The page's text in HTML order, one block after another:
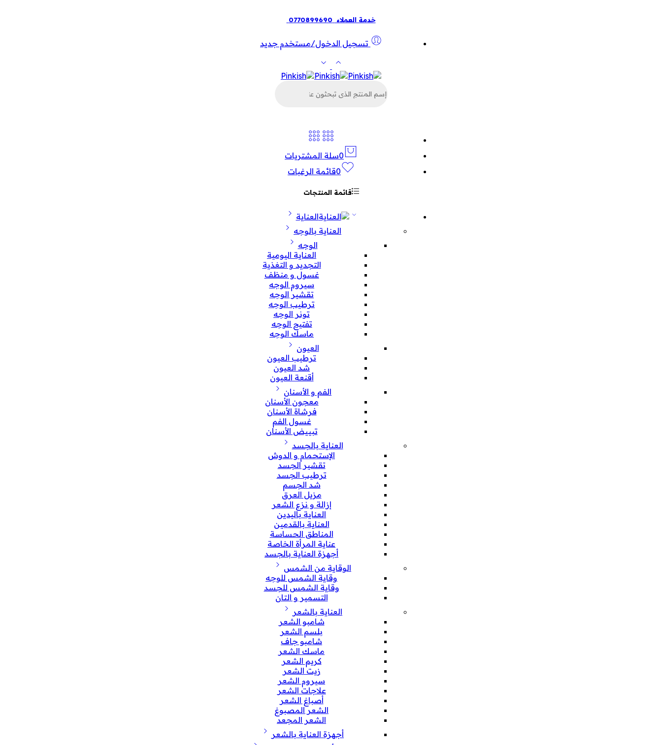
خدمة العملاء 0770899690
تسجيل الدخول/مستخدم جديد
عن
0سلة المشتريات
0قائمة الرغبات
قائمة المنتجات
العناية
العناية بالوجه
الوجه
العناية اليومية
التجديد و التغذية
غسول و منظف
سيروم الوجه
تقشير الوجه
ترطيب الوجه
تونر الوجه
تفتيح الوجه
ماسك الوجه
العيون
ترطيب العيون
شد العيون
أقنعة العيون
الفم و الأسنان
معجون الأسنان
فرشاة الأسنان
غسول الفم
تبييض الأسنان
العناية بالجسد
الإستحمام و الدوش
تقشير الجسد
ترطيب الجسد
شد الجسم
مزيل العرق
إزالة و نزع الشعر
العناية باليدين
العناية بالقدمين
المناطق الحساسة
عناية المرأة الخاصة
أجهزة العناية بالجسد
الوقاية من الشمس
وقاية الشمس للوجه
وقاية الشمس للجسد
التسمير و التان
العناية بالشعر
شامبو الشعر
بلسم الشعر
شامبو جاف
ماسك الشعر
كريم الشعر
زيت الشعر
سيروم الشعر
علاجات الشعر
أصباغ الشعر
الشعر المصبوغ
الشعر المجعد
أجهزة العناية بالشعر